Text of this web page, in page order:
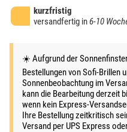
kurzfristig
versandfertig in6-10
☀️ Aufgrund der
Bestellungen von Sofi-Brillen
Sonnenbeobachtung im
kann die Bearbeitung derzeit
wenn kein Express-
Ihre Bestellung zeitkritisch
Versand per UPS Express